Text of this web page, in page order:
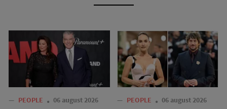
— PEOPLE 06 august 2026 — PEOPLE 06 august 2026